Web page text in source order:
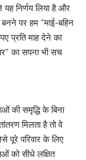
निर्णय लिया है और
बनने पर हम “माई-बहिन
प्रति माह देने का
का सपना भी सच
की समृद्धि के बिना
मिलता है तो वे
पूरे परिवार के लिए
को सीधे लक्षित